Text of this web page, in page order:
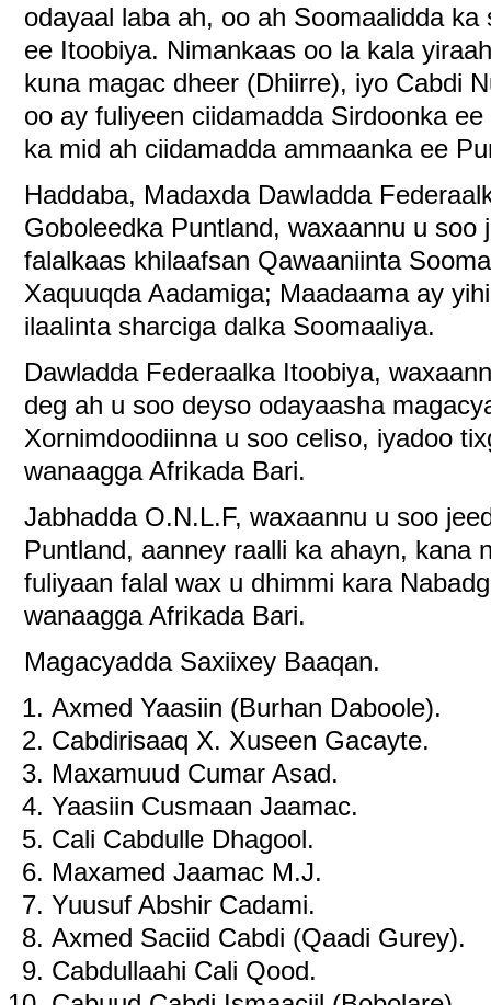
odayaal laba ah, oo ah Soomaalidda
ee Itoobiya. Nimankaas oo la kala
kuna magac dheer (Dhiirre), iyo Cabdi
oo ay fuliyeen ciidamadda Sirdoonka
ka mid ah ciidamadda ammaanka ee
Haddaba, Madaxda Dawladda
Goboleedka Puntland, waxaannu u soo
falalkaas khilaafsan Qawaaniinta
Xaquuqda Aadamiga; Maadaama ay
ilaalinta sharciga dalka Soomaaliya.
Dawladda Federaalka Itoobiya,
deg ah u soo deyso odayaasha
Xornimdoodiinna u soo celiso, iyadoo
wanaagga Afrikada Bari.
Jabhadda O.N.L.F, waxaannu u soo
Puntland, aanney raalli ka ahayn, kana
fuliyaan falal wax u dhimmi kara
wanaagga Afrikada Bari.
Magacyadda Saxiixey Baaqan.
Axmed Yaasiin (Burhan Daboole).
Cabdirisaaq X. Xuseen Gacayte.
Maxamuud Cumar Asad.
Yaasiin Cusmaan Jaamac.
Cali Cabdulle Dhagool.
Maxamed Jaamac M.J.
Yuusuf Abshir Cadami.
Axmed Saciid Cabdi (Qaadi Gurey).
Cabdullaahi Cali Qood.